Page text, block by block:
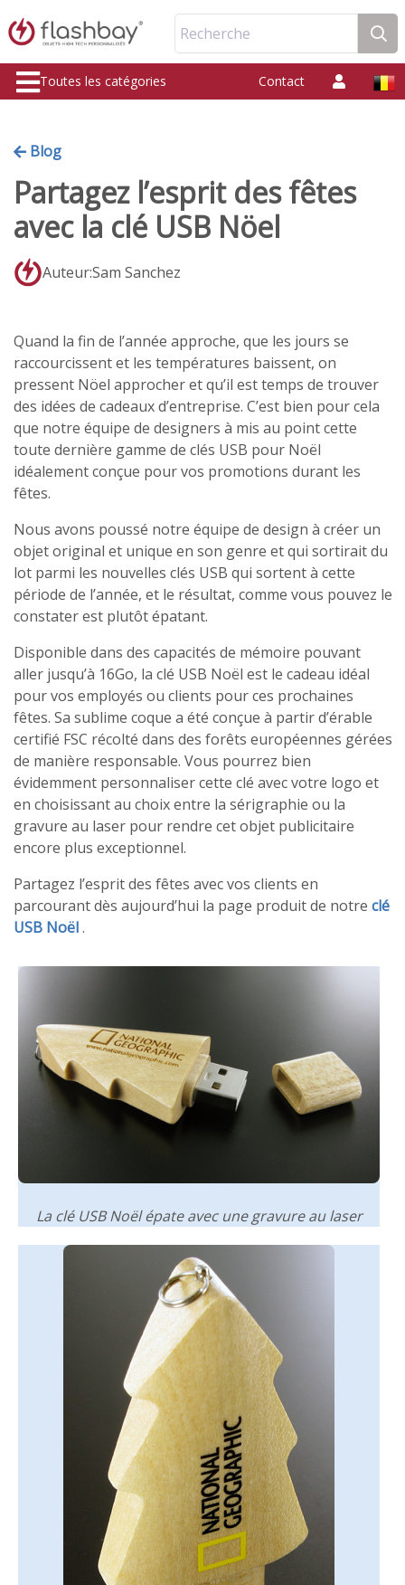
Recherche
Toutes les catégories Contact
Blog
Partagez l’esprit des fêtes
avec la clé USB Nöel
Auteur:Sam Sanchez
Quand la fin de l’année approche, que les jours se
raccourcissent et les températures baissent, on
pressent Nöel approcher et qu’il est temps de trouver
des idées de cadeaux d’entreprise. C’est bien pour cela
que notre équipe de designers à mis au point cette
toute dernière gamme de clés USB pour Noël
idéalement conçue pour vos promotions durant les
fêtes.
Nous avons poussé notre équipe de design à créer un
objet original et unique en son genre et qui sortirait du
lot parmi les nouvelles clés USB qui sortent à cette
période de l’année, et le résultat, comme vous pouvez le
constater est plutôt épatant.
Disponible dans des capacités de mémoire pouvant
aller jusqu’à 16Go, la clé USB Noël est le cadeau idéal
pour vos employés ou clients pour ces prochaines
fêtes. Sa sublime coque a été conçue à partir d’érable
certifié FSC récolté dans des forêts européennes gérées
de manière responsable. Vous pourrez bien
évidemment personnaliser cette clé avec votre logo et
en choisissant au choix entre la sérigraphie ou la
gravure au laser pour rendre cet objet publicitaire
encore plus exceptionnel.
Partagez l’esprit des fêtes avec vos clients en
parcourant dès aujourd’hui la page produit de notre clé
USB Noël.
La clé USB Noël épate avec une gravure au laser